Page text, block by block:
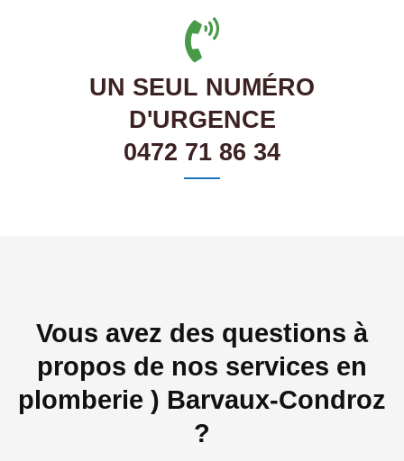
UN SEUL NUMÉRO
D'URGENCE
0472 71 86 34
Vous avez des questions à
propos de nos services en
plomberie ) Barvaux-Condroz
?